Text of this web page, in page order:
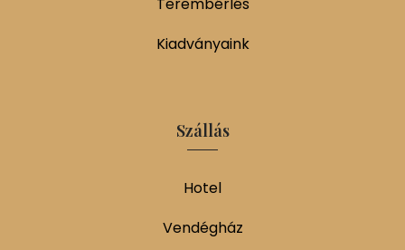
Kiadványaink
Szállás
Hotel
Vendégház